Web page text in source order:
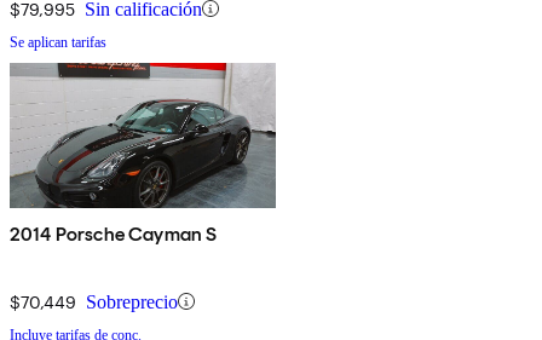
$79,995 Sin calificación
Se aplican tarifas
2014 Porsche Cayman S
$70,449 Sobreprecio
Incluye tarifas de conc.